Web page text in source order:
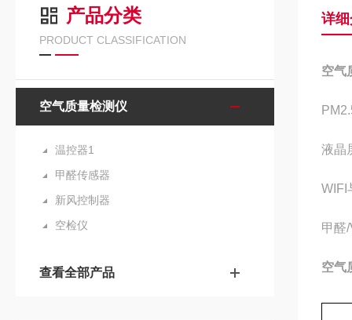
产品分类
PRODUCT CLASSIFICATION
空气质量检测仪
温控器1
甲醛传感器
新风控制器
空检仪
查看全部产品
详
空气
液晶
WIFI
甲醛
空气